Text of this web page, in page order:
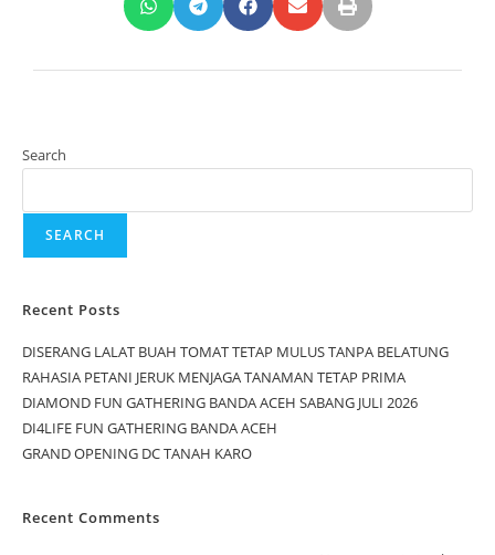
Search
SEARCH
Recent Posts
DISERANG LALAT BUAH TOMAT TETAP MULUS TANPA BELATUNG
RAHASIA PETANI JERUK MENJAGA TANAMAN TETAP PRIMA
DIAMOND FUN GATHERING BANDA ACEH SABANG JULI 2026
DI4LIFE FUN GATHERING BANDA ACEH
GRAND OPENING DC TANAH KARO
Recent Comments